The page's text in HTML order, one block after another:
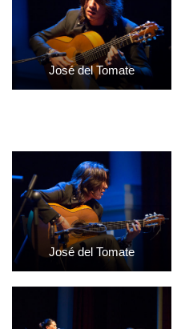
José del Tomate
José del Tomate